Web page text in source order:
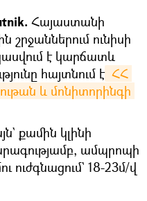
Հայաստանի
ունիսի
է կարճատև
հայտնում է ՀՀ
և մոնիտորինգի
քամին կլինի
ամպրոպի
ուժգնացում` 18-23մ/վ